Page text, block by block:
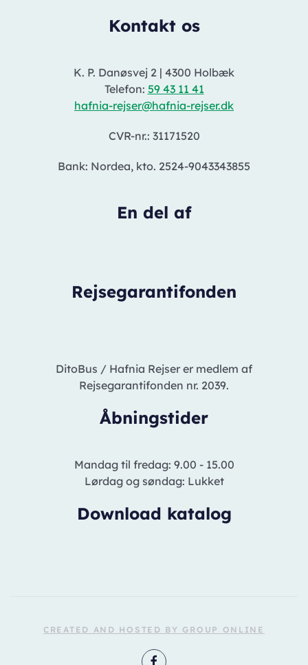
Kontakt os
K. P. Danøsvej 2 | 4300 Holbæk
Telefon: 59 43 11 41
hafnia-rejser@hafnia-rejser.dk
CVR-nr.: 31171520
Bank: Nordea, kto. 2524-9043343855
En del af
Rejsegarantifonden
DitoBus / Hafnia Rejser er medlem af
Rejsegarantifonden nr. 2039.
Åbningstider
Mandag til fredag: 9.00 - 15.00
Lørdag og søndag: Lukket
Download katalog
CREATED AND HOSTED BY GROUP ONLINE